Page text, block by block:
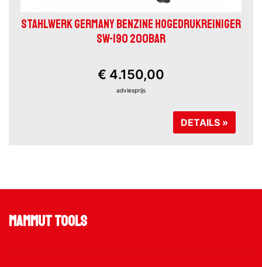
STAHLWERK GERMANY BENZINE HOGEDRUKREINIGER
SW-190 200BAR
€ 4.150,00
adviesprijs
DETAILS »
Mammut Tools